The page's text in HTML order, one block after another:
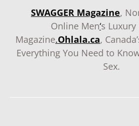
SWAGGER Magazine,
Online Men‘s Luxury
Magazine.Ohlala.ca,
Everything You Need to
Sex.